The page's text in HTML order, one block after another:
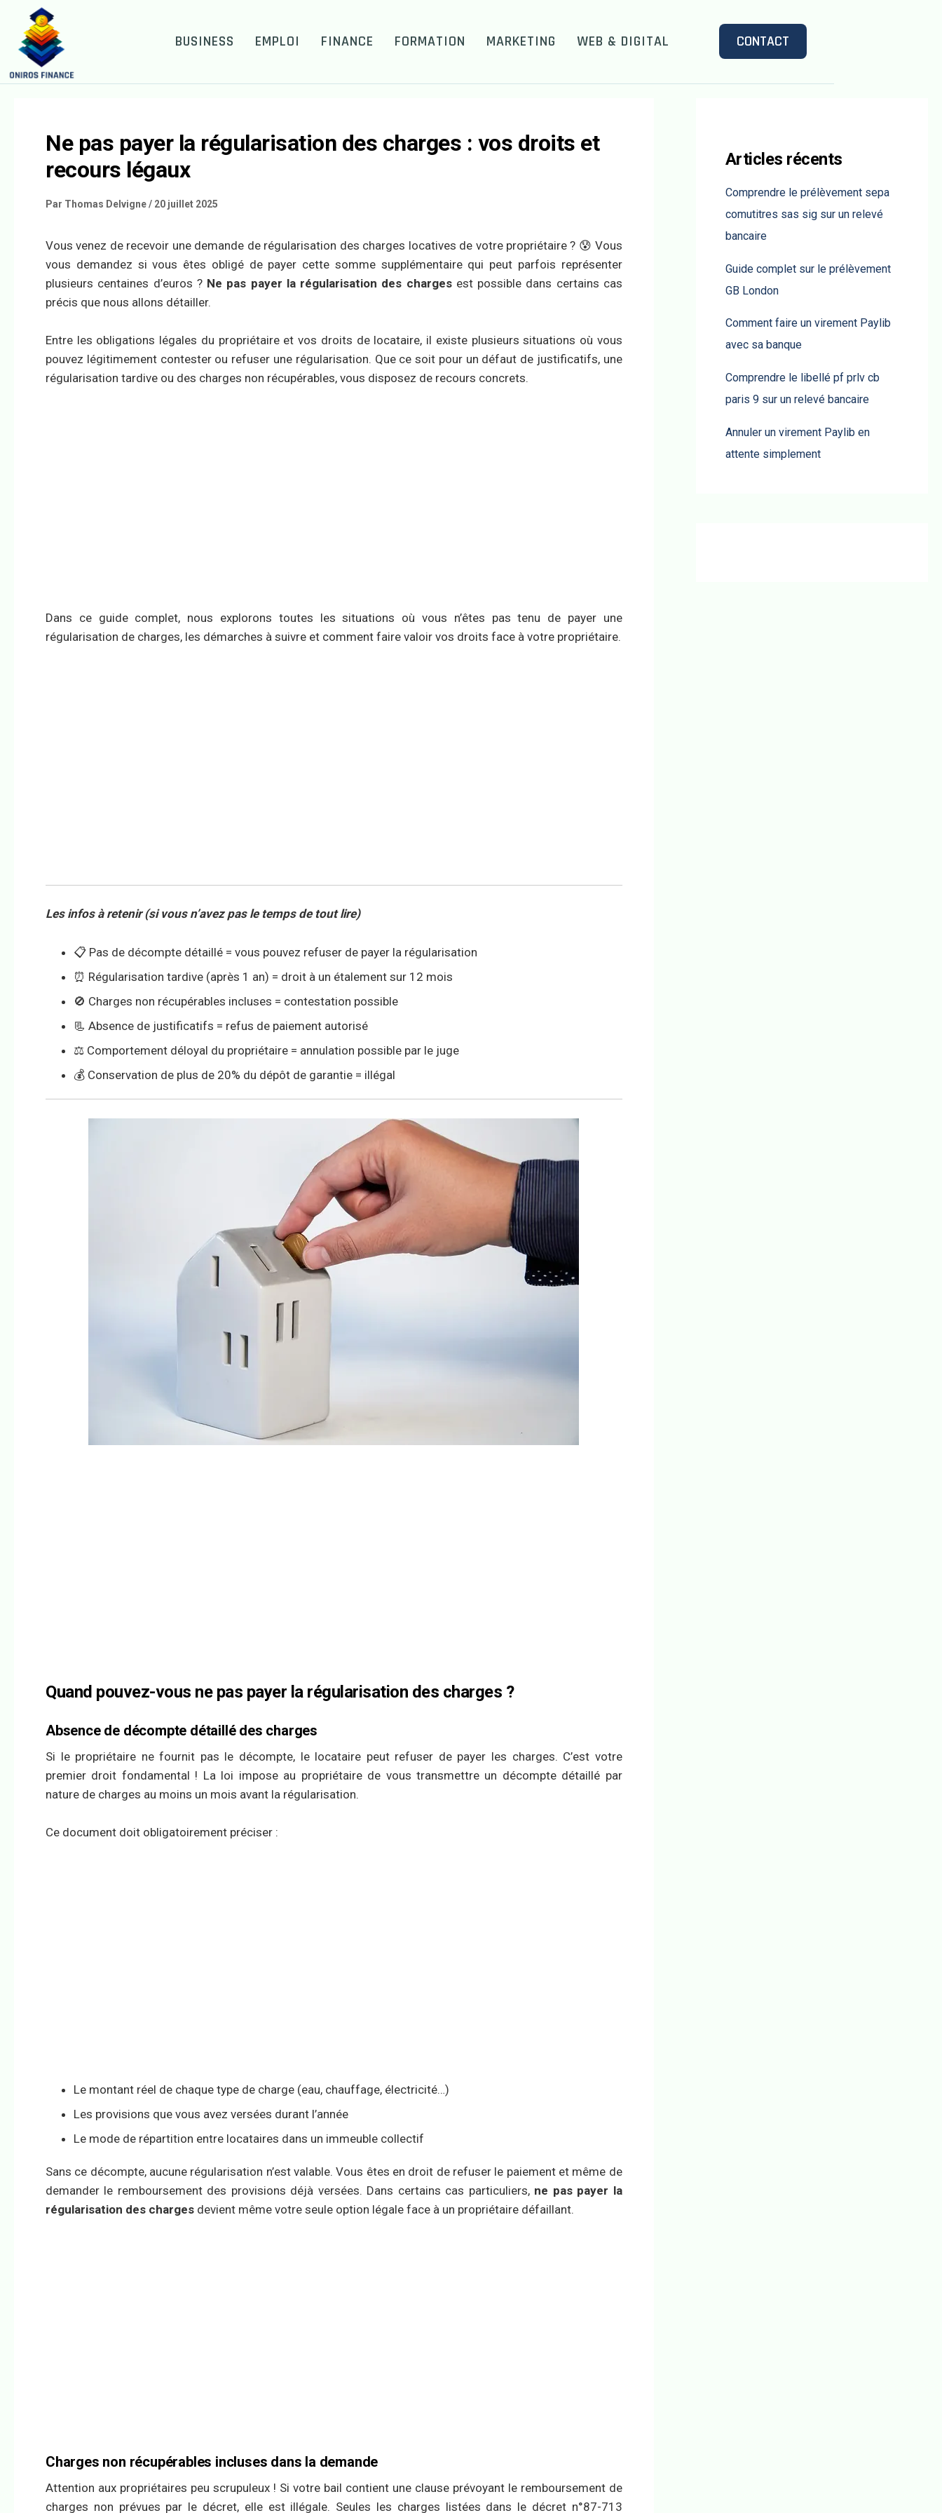
BUSINESS EMPLOI FINANCE FORMATION MARKETING WEB & DIGITAL CONTACT
Ne pas payer la régularisation des charges : vos droits et
recours légaux
Par Thomas Delvigne/ 20 juillet 2025
Vous venez de recevoir une demande de régularisation des charges locatives de votre propriétaire ? 😰 Vous
vous demandez si vous êtes obligé de payer cette somme supplémentaire qui peut parfois représenter
plusieurs centaines d’euros ? Ne pas payer la régularisation des chargesest possible dans certains cas
précis que nous allons détailler.
Entre les obligations légales du propriétaire et vos droits de locataire, il existe plusieurs situations où vous
pouvez légitimement contester ou refuser une régularisation. Que ce soit pour un défaut de justificatifs, une
régularisation tardive ou des charges non récupérables, vous disposez de recours concrets.
Dans ce guide complet, nous explorons toutes les situations où vous n’êtes pas tenu de payer une
régularisation de charges, les démarches à suivre et comment faire valoir vos droits face à votre propriétaire.
Les infos à retenir (si vous n’avez pas le temps de tout lire)
📋 Pas de décompte détaillé = vous pouvez refuser de payer la régularisation
⏰ Régularisation tardive (après 1 an) = droit à un étalement sur 12 mois
🚫 Charges non récupérables incluses = contestation possible
📃 Absence de justificatifs = refus de paiement autorisé
⚖️ Comportement déloyal du propriétaire = annulation possible par le juge
💰 Conservation de plus de 20% du dépôt de garantie = illégal
Quand pouvez-vous ne pas payer la régularisation des charges ?
Absence de décompte détaillé des charges
Si le propriétaire ne fournit pas le décompte, le locataire peut refuser de payer les charges. C’est votre
premier droit fondamental ! La loi impose au propriétaire de vous transmettre un décompte détaillé par
nature de charges au moins un mois avant la régularisation.
Ce document doit obligatoirement préciser :
Le montant réel de chaque type de charge (eau, chauffage, électricité…)
Les provisions que vous avez versées durant l’année
Le mode de répartition entre locataires dans un immeuble collectif
Sans ce décompte, aucune régularisation n’est valable. Vous êtes en droit de refuser le paiement et même de
demander le remboursement des provisions déjà versées. Dans certains cas particuliers, ne pas payer la
régularisation des charges devient même votre seule option légale face à un propriétaire défaillant.
Charges non récupérables incluses dans la demande
Attention aux propriétaires peu scrupuleux ! Si votre bail contient une clause prévoyant le remboursement de
charges non prévues par le décret, elle est illégale. Seules les charges listées dans le décret n°87-713
Articles récents
Comprendre le prélèvement sepa
comutitres sas sig sur un relevé
bancaire
Guide complet sur le prélèvement
GB London
Comment faire un virement Paylib
avec sa banque
Comprendre le libellé pf prlv cb
paris 9 sur un relevé bancaire
Annuler un virement Paylib en
attente simplement